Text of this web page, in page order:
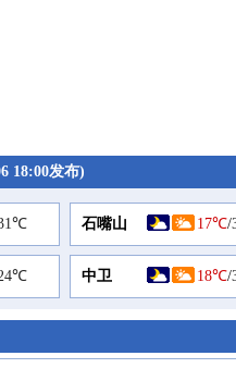
18:00发布)
石嘴山 17℃/
中卫 18℃/